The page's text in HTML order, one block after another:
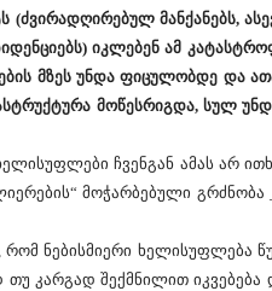
(ძვირადღირებულ მანქანებს,
იკლებენ ამ
მზეს უნდა ფიცულობდე და
მოწესრიგდა, სულ
ჩვენგან ამას არ
მოჭარბებული
ნებისმიერი ხელისუფლება
თუ კარგად შექმნილით